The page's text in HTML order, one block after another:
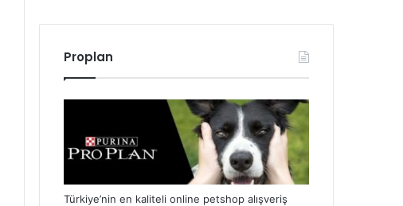
Proplan
Türkiye’nin en kaliteli online petshop alışveriş